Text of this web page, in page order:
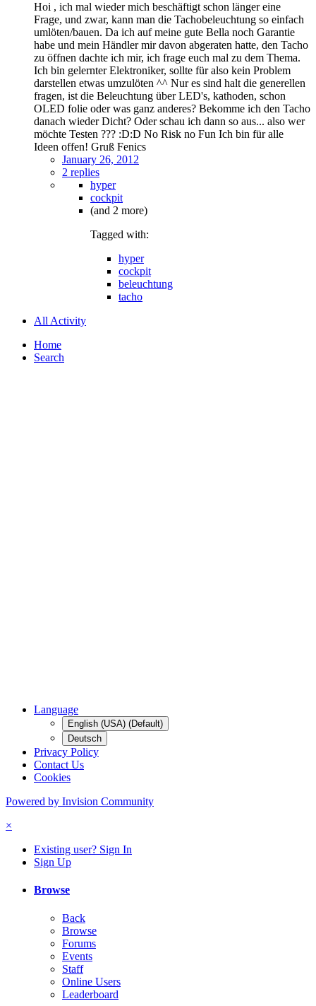
Hoi , ich mal wieder mich beschäftigt schon länger eine
Frage, und zwar, kann man die Tachobeleuchtung so einfach
umlöten/bauen. Da ich auf meine gute Bella noch Garantie
habe und mein Händler mir davon abgeraten hatte, den Tacho
zu öffnen dachte ich mir, ich frage euch mal zu dem Thema.
Ich bin gelernter Elektroniker, sollte für also kein Problem
darstellen etwas umzulöten ^^ Nur es sind halt die generellen
fragen, ist die Beleuchtung über LED's, kathoden, schon
OLED folie oder was ganz anderes? Bekomme ich den Tacho
danach wieder Dicht? Oder schau ich dann so aus... also wer
möchte Testen ??? :D:D No Risk no Fun Ich bin für alle
Ideen offen! Gruß Fenics
January 26, 2012
2 replies
hyper
cockpit
(and 2 more)
Tagged with:
hyper
cockpit
beleuchtung
tacho
All Activity
Home
Search
Language
English (USA) (Default)
Deutsch
Privacy Policy
Contact Us
Cookies
Powered by Invision Community
×
Existing user? Sign In
Sign Up
Browse
Back
Browse
Forums
Events
Staff
Online Users
Leaderboard